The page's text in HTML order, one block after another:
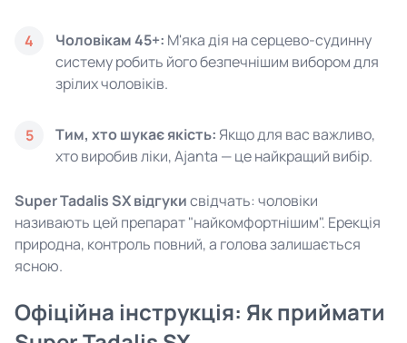
4 Чоловікам 45+: М'яка дія на серцево-судинну
систему робить його безпечнішим вибором для
зрілих чоловіків.
5 Тим, хто шукає якість: Якщо для вас важливо,
хто виробив ліки, Ajanta — це найкращий вибір.
Super Tadalis SX відгукисвідчать: чоловіки
називають цей препарат "найкомфортнішим". Ерекція
природна, контроль повний, а голова залишається
ясною.
Офіційна інструкція: Як приймати